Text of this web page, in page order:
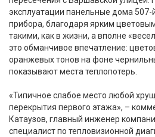
эксплуатации панельные дома 507-
прибора, благодаря ярким
такими, как в жизни, а вполне
это обманчивое впечатление:
оранжевых тонов на фоне
показывают места теплопотерь.
«Типичное слабое место любой
перекрытия первого этажа», –
Катаузов, главный инженер
специалист по тепловизионной